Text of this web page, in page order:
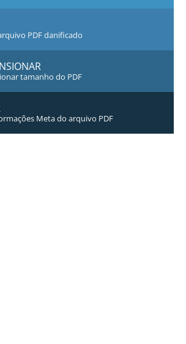
PDF danificado
tamanho do PDF
Meta do arquivo PDF